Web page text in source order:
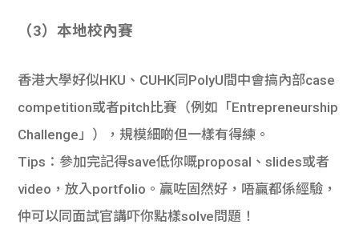
（3）本地校內賽
香港大學好似HKU、CUHK同PolyU間中會搞內部case
competition或者pitch比賽（例如「Entrepreneurship
Challenge」），規模細啲但一樣有得練。
Tips ：參加完記得save低你嘅proposal、slides或者
video，放入portfolio。贏咗固然好，唔贏都係經驗，
仲可以同面試官講吓你點樣solve問題！